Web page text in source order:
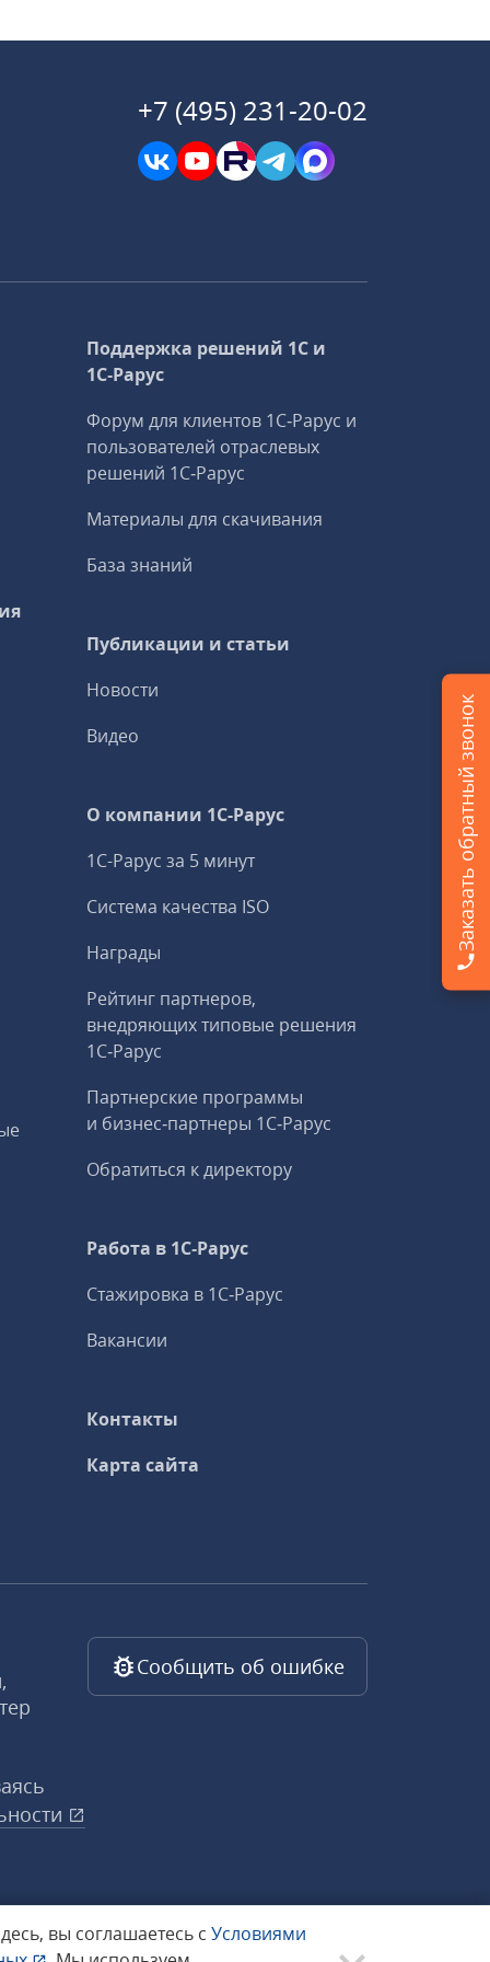
вы соглашаетесь с Условиями
+7 (495) 231-20-02
Поддержка решений 1С и
1С‑Рарус
Форум для клиентов 1С‑Рарус и
пользователей отраслевых
решений 1С‑Рарус
Материалы для скачивания
База знаний
Публикации и статьи
Новости
Видео
О компании 1C-Рарус
1С-Рарус за 5 минут
Система качества ISO
Награды
Рейтинг партнеров,
внедряющих типовые решения
1С‑Рарус
Партнерские программы
и бизнес‑партнеры 1С‑Рарус
Обратиться к директору
Работа в 1С‑Рарус
Стажировка в 1С‑Рарус
Вакансии
Контакты
Карта сайта
Сообщить об ошибке
Заказать обратный звонок